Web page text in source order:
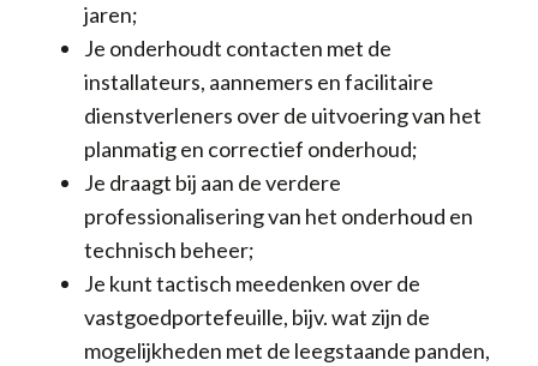
jaren;
Je onderhoudt contacten met de
installateurs, aannemers en facilitaire
dienstverleners over de uitvoering van het
planmatig en correctief onderhoud;
Je draagt bij aan de verdere
professionalisering van het onderhoud en
technisch beheer;
Je kunt tactisch meedenken over de
vastgoedportefeuille, bijv. wat zijn de
mogelijkheden met de leegstaande panden,